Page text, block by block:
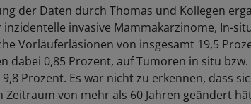
der Daten durch Thomas und Kollegen
inzidentelle invasive Mammakarzinome, In-
Vorläuferläsionen von insgesamt 19,5
dabei 0,85 Prozent, auf Tumoren in situ
Prozent. Es war nicht zu erkennen, dass
Zeitraum von mehr als 60 Jahren geändert